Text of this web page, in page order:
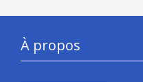
À propos